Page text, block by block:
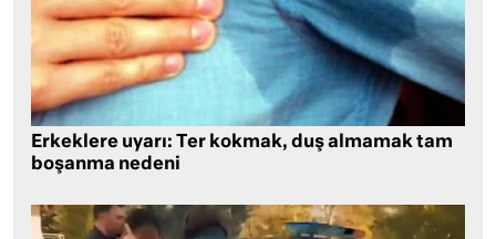
Erkeklere uyarı: Ter kokmak, duş almamak tam
boşanma nedeni